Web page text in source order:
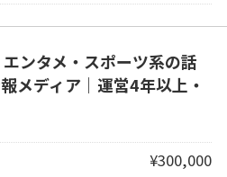
ンタメ・スポーツ系の話
メディア｜運営4年以上・
¥300,000